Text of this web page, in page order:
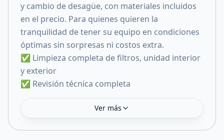
y cambio de desagüe, con materiales incluidos
en el precio. Para quienes quieren la
tranquilidad de tener su equipo en condiciones
óptimas sin sorpresas ni costos extra.
✅ Limpieza completa de filtros, unidad interior
y exterior
✅ Revisión técnica completa
Ver más